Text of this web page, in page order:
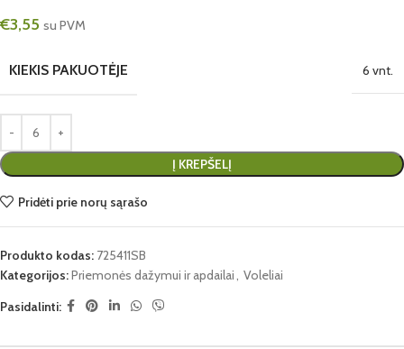
€3,55 su PVM
KIEKIS PAKUOTĖJE 6 vnt.
Į KREPŠELĮ
Pridėti prie norų sąrašo
Produkto kodas: 725411SB
Kategorijos:Priemonės dažymui ir apdailai, Voleliai
Pasidalinti: